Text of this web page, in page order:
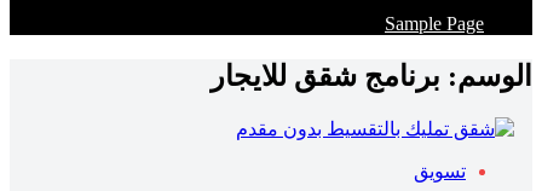
Sample Page
الوسم: برنامج شقق للايجار
تسويق